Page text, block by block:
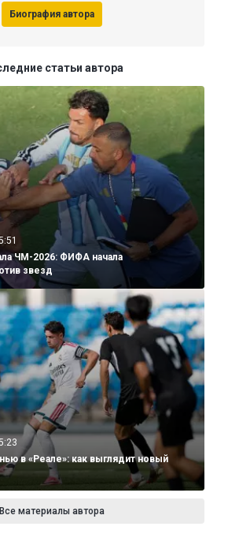
Биография автора
статьи автора
ЧМ-2026: ФИФА начала
звезд
в «Реале»: как выглядит новый
Все материалы автора